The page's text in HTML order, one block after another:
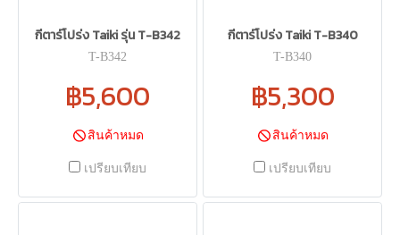
กีตาร์โปร่ง Taiki รุ่น T-B342
T-B342
฿5,600
สินค้าหมด
เปรียบเทียบ
กีตาร์โปร่ง Taiki T-B340
T-B340
฿5,300
สินค้าหมด
เปรียบเทียบ